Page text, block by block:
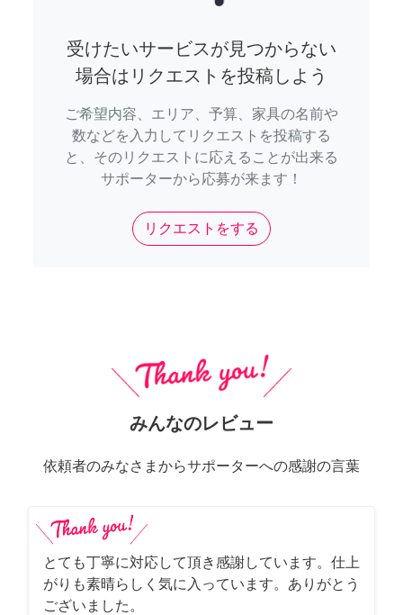
受けたいサービスが見つからない
場合はリクエストを投稿しよう
ご希望内容、エリア、予算、家具の名前や
数などを入力してリクエストを投稿する
と、そのリクエストに応えることが出来る
サポーターから応募が来ます！
リクエストをする
みんなのレビュー
依頼者のみなさまからサポーターへの感謝の言葉
とても丁寧に対応して頂き感謝しています。仕上
がりも素晴らしく気に入っています。ありがとう
ございました。